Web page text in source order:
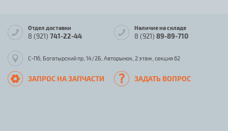
Отдел доставки
8 (921) 741-22-44
Наличие на складе
8 (921) 89-89-710
С-Пб, Богатырский пр, 14/2Б, Авторынок, 2 этаж, секция 62
ЗАПРОС НА ЗАПЧАСТИ ЗАДАТЬ ВОПРОС